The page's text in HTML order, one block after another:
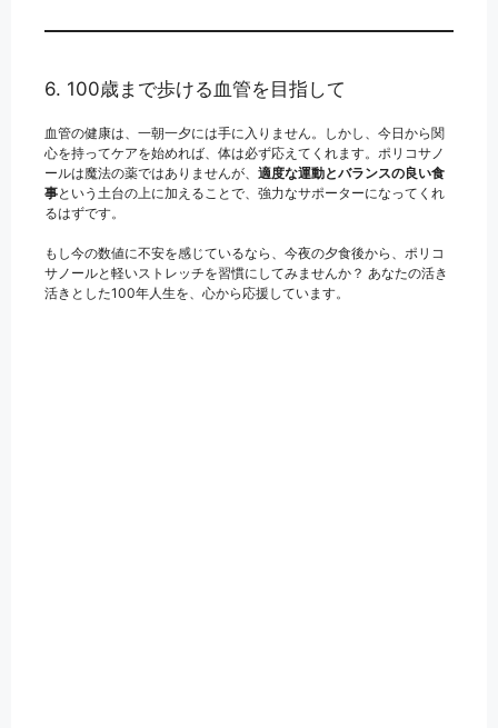
6. 100歳まで歩ける血管を目指して
血管の健康は、一朝一夕には手に入りません。しかし、今日から関
心を持ってケアを始めれば、体は必ず応えてくれます。ポリコサノ
ールは魔法の薬ではありませんが、 適度な運動とバランスの良い食
事という土台の上に加えることで、強力なサポーターになってくれ
るはずです。
もし今の数値に不安を感じているなら、今夜の夕食後から、ポリコ
サノールと軽いストレッチを習慣にしてみませんか？ あなたの活き
活きとした100年人生を、心から応援しています。